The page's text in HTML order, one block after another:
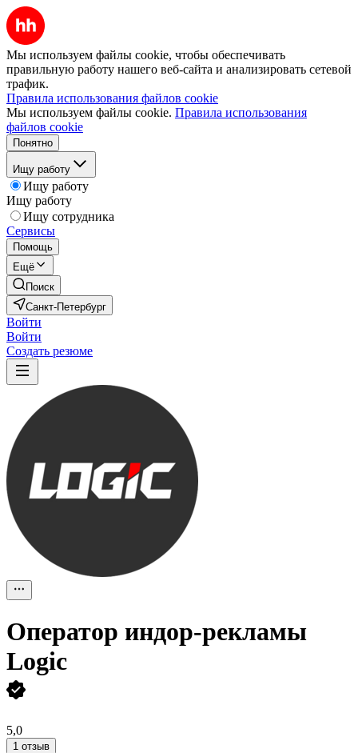
Мы используем файлы cookie, чтобы обеспечивать
правильную работу нашего веб-сайта и анализировать сетевой
трафик.
Правила использования файлов cookie
Мы используем файлы cookie. Правила использования
файлов cookie
Понятно
Ищу работу
Ищу работу
Ищу работу
Ищу сотрудника
Сервисы
Помощь
Ещё
Поиск
Санкт-Петербург
Войти
Войти
Создать резюме
Оператор индор-рекламы
Logic
5,0
1 отзыв